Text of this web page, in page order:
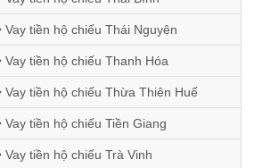
Vay tiền hộ chiếu Thái Nguyên
Vay tiền hộ chiếu Thanh Hóa
Vay tiền hộ chiếu Thừa Thiên Huế
Vay tiền hộ chiếu Tiền Giang
Vay tiền hộ chiếu Trà Vinh